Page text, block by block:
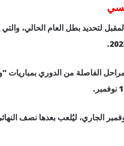
الأمريكي لكرة القدم حتى 9 ديسمبر المقبل لتحديد بطل العام
25 أكتوبر الماضي، بدأ المراحل الفاصلة من الدوري
أن يسدل الستار على مباريات الدور الأول يوم 12 نوفمبر الجاري، ليُلعب بعدها نصف